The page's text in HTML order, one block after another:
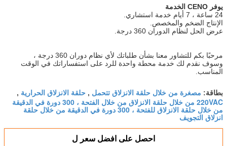
يوفر CENO الخدمة
24 ساعة ، 7 أيام خدمة استشاري.
الإنتاج الضخم والمخصص.
عرض الحل لنظام الدوران 360 درجة.
مرحبًا بكم للتشاور معنا بشأن طلباتك لأي نظام دوران 360 درجة ،
وسوف نقدم لك خدمة محطة واحدة للرد على استفساراتك في الوقت
المناسب.
بطاقة: مصغرة من خلال حلقة الانزلاق تتحمل , حلقة الانزلاق الحرارية ,
220VAC من خلال حلقة الانزلاق من خلال الفتحة ، 300 دورة في الدقيقة
من خلال حلقة الانزلاق للفتحة ، 300 دورة في الدقيقة من خلال حلقة
انزلاق التجويف
احصل على افضل سعر ل